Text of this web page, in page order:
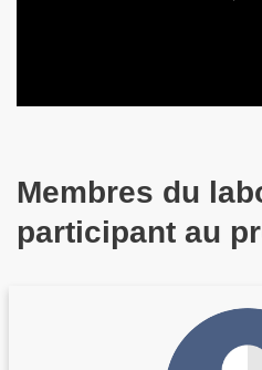
Membres du
participant au